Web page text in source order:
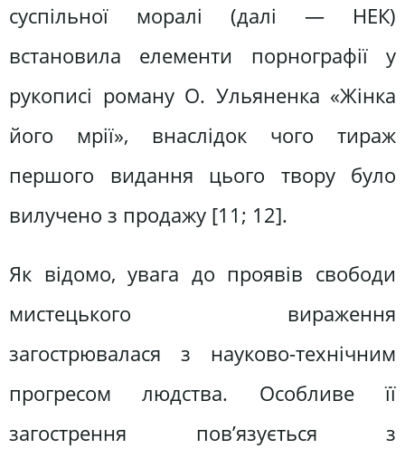
суспільної моралі (далі — НЕК)
встановила елементи порнографії у
рукописі роману О. Ульяненка «Жінка
його мрії», внаслідок чого тираж
першого видання цього твору було
вилучено з продажу [11; 12].
Як відомо, увага до проявів свободи
мистецького вираження
загострювалася з науково-технічним
прогресом людства. Особливе її
загострення пов’язується з